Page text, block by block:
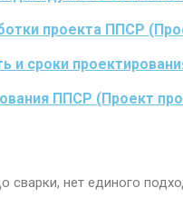
проекта ППСР
и сроки
ППСР (Проект
сварки, нет единого